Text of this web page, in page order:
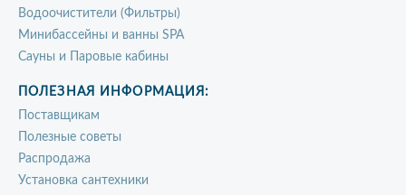
Водоочистители (Фильтры)
Минибассейны и ванны SPA
Сауны и Паровые кабины
ПОЛЕЗНАЯ ИНФОРМАЦИЯ:
Поставщикам
Полезные советы
Распродажа
Установка сантехники